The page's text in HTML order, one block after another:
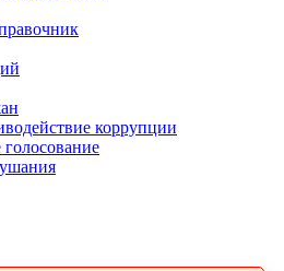
коррупции